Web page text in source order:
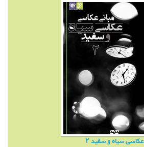
عكاسی سياه و سفيد ۲